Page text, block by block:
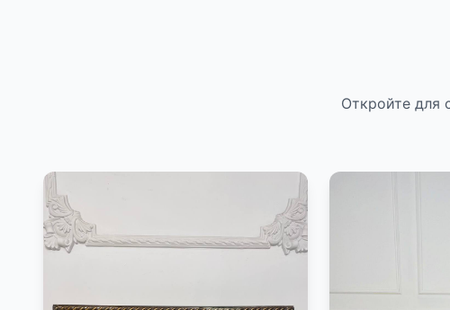
Откройте для